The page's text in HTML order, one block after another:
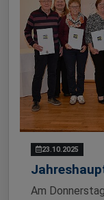
23.10.2025
Am